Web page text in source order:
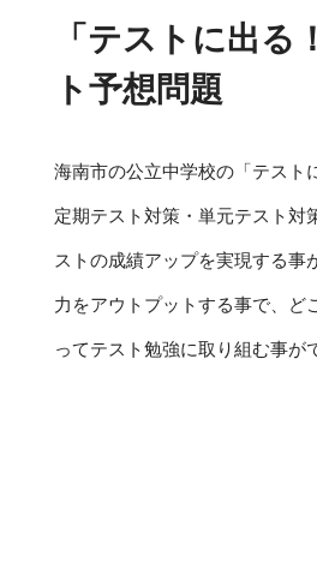
「テストに出る
ト予想問題
海南市の公立中学校の「テスト
定期テスト対策・単元テスト対
ストの成績アップを実現する事
力をアウトプットする事で、ど
ってテスト勉強に取り組む事が